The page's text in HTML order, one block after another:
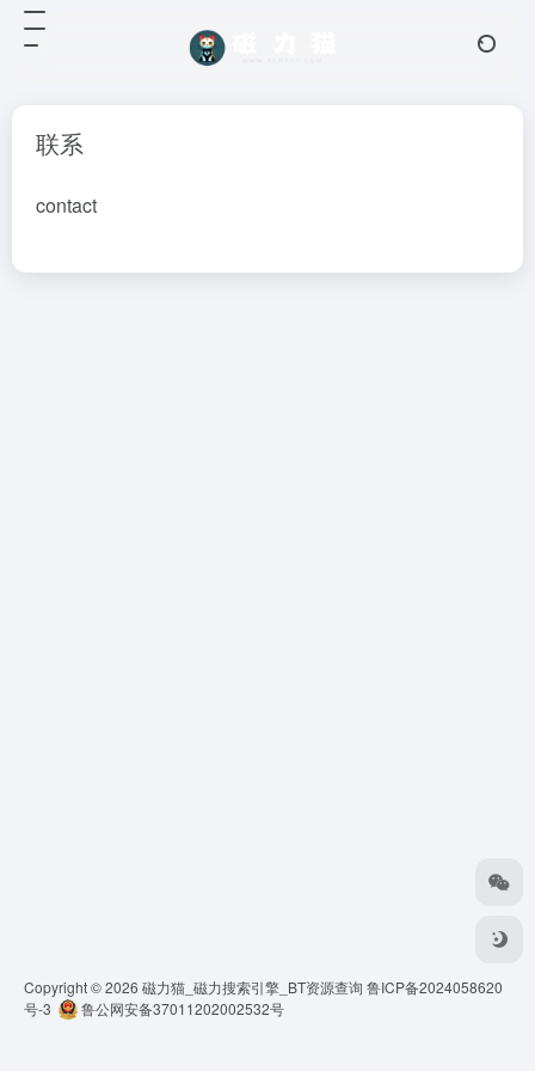
联系
contact
Copyright © 2026 磁力猫_磁力搜索引擎_BT资源查询 鲁ICP备2024058620
号-3
鲁公网安备37011202002532号